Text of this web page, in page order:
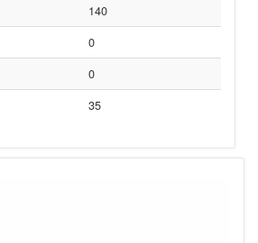
140
0
0
35